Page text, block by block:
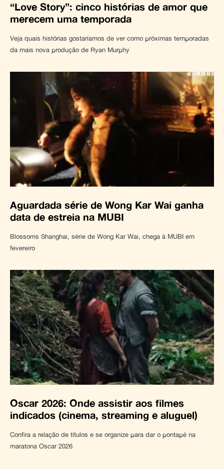
“Love Story”: cinco histórias de amor que
merecem uma temporada
Veja quais histórias gostaríamos de ver como próximas temporadas
da mais nova produção de Ryan Murphy
Aguardada série de Wong Kar Wai ganha
data de estreia na MUBI
Blossoms Shanghai, série de Wong Kar Wai, chega à MUBI em
fevereiro
Oscar 2026: Onde assistir aos filmes
indicados (cinema, streaming e aluguel)
Confira a relação de títulos e se organize para dar o pontapé na
maratona Oscar 2026